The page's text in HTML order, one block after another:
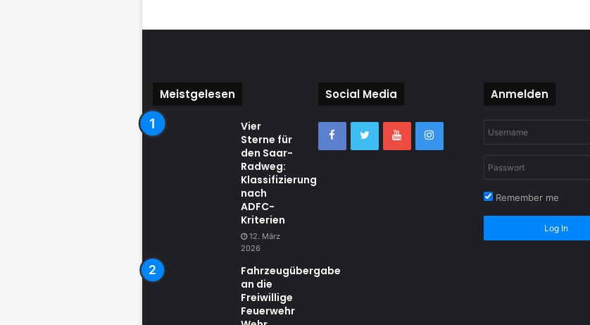
Meistgelesen
Vier
Sterne für
den Saar-
Radweg:
Klassifizierung
nach
ADFC-
Kriterien
12. März
2026
Fahrzeugübergabe
an die
Freiwillige
Feuerwehr
Social Media Anmelden
Remember me
Log In